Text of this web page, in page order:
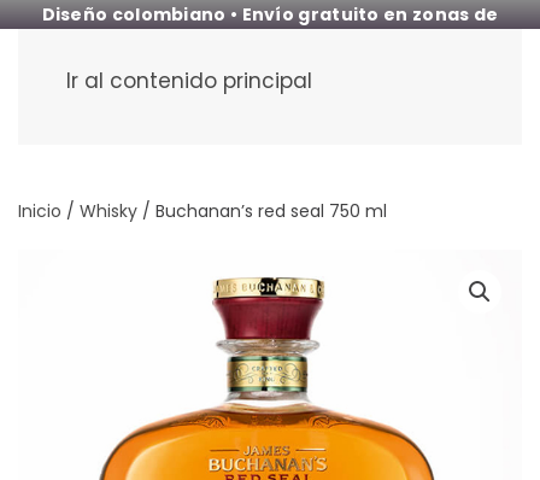
Diseño colombiano • Envío gratuito en zonas de
Ir al contenido principal
Inicio / Whisky / Buchanan’s red seal 750 ml